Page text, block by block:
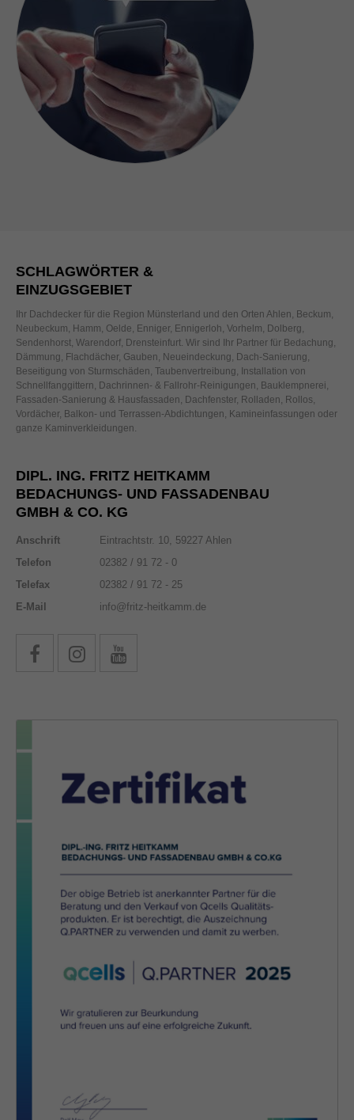
SCHLAGWÖRTER &
EINZUGSGEBIET
Ihr Dachdecker für die Region Münsterland und den Orten Ahlen, Beckum,
Neubeckum, Hamm, Oelde, Enniger, Ennigerloh, Vorhelm, Dolberg,
Sendenhorst, Warendorf, Drensteinfurt. Wir sind Ihr Partner für Bedachung,
Dämmung, Flachdächer, Gauben, Neueindeckung, Dach-Sanierung,
Beseitigung von Sturmschäden, Taubenvertreibung, Installation von
Schnellfanggittern, Dachrinnen- & Fallrohr-Reinigungen, Bauklempnerei,
Fassaden-Sanierung & Hausfassaden, Dachfenster, Rolladen, Rollos,
Vordächer, Balkon- und Terrassen-Abdichtungen, Kamineinfassungen oder
ganze Kaminverkleidungen.
DIPL. ING. FRITZ HEITKAMM
BEDACHUNGS- UND FASSADENBAU
GMBH & CO. KG
Anschrift
Eintrachtstr. 10, 59227 Ahlen
Telefon
02382 / 91 72 - 0
Telefax
02382 / 91 72 - 25
E-Mail
info@fritz-heitkamm.de